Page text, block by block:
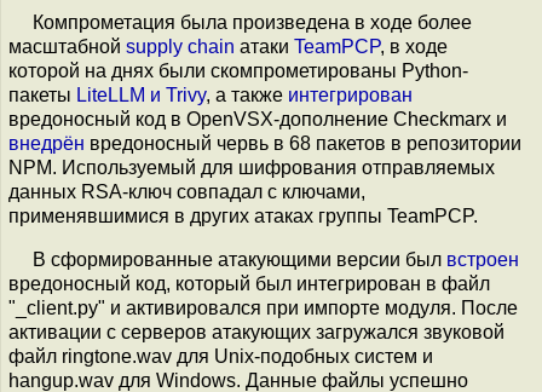
Компрометация была произведена в ходе более
масштабной supply chain атаки TeamPCP, в ходе
которой на днях были скомпрометированы Python-
пакеты LiteLLM и Trivy, а также интегрирован
вредоносный код в OpenVSX-дополнение Checkmarx и
внедрён вредоносный червь в 68 пакетов в репозитории
NPM. Используемый для шифрования отправляемых
данных RSA-ключ совпадал с ключами,
применявшимися в других атаках группы TeamPCP.
В сформированные атакующими версии был встроен
вредоносный код, который был интегрирован в файл
"_client.py" и активировался при импорте модуля. После
активации с серверов атакующих загружался звуковой
файл ringtone.wav для Unix-подобных систем и
hangup.wav для Windows. Данные файлы успешно